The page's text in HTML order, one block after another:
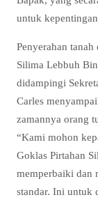
untuk
Penyerahan
Silima Lebbuh
didampingi
Carles
zamannya orang
“Kami mohon
Goklas Pirtahan
memperbaiki dan
standar. Ini untuk